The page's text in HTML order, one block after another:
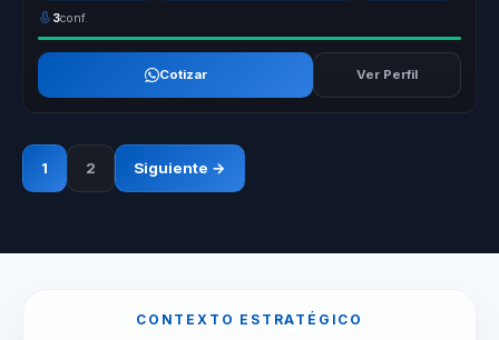
3conf.
Cotizar Ver Perfil
1 2 Siguiente →
CONTEXTO ESTRATÉGICO